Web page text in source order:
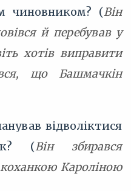
чиновником? (Він
й перебував у
хотів виправити
що Башмачкін
відволіктися
(Він збирався
Кароліною